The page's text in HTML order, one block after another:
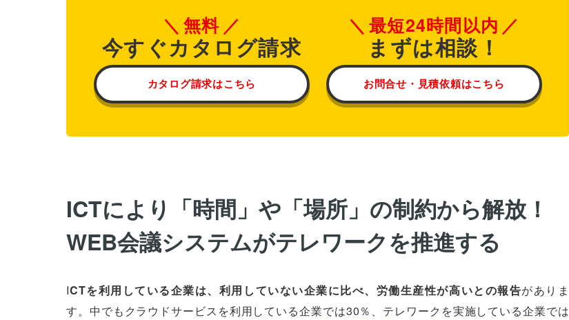
無料
今すぐカタログ請求
カタログ請求はこちら
最短24時間以内
まずは相談！
お問合せ・見積依頼はこちら
ICTにより「時間」や「場所」の制約から解放！
WEB会議システムがテレワークを推進する
ICTを利用している企業は、利用していない企業に比べ、労働生産性が高いとの報告がありま
す。中でもクラウドサービスを利用している企業では30％、テレワークを実施している企業では